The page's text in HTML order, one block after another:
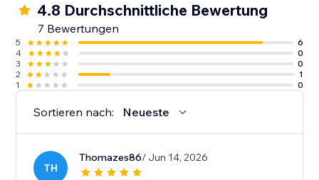
4.8 Durchschnittliche Bewertung
7 Bewertungen
5
6
4
0
3
0
2
1
1
0
Sortieren nach: Neueste
TH
Thomazes86/ Jun 14, 2026